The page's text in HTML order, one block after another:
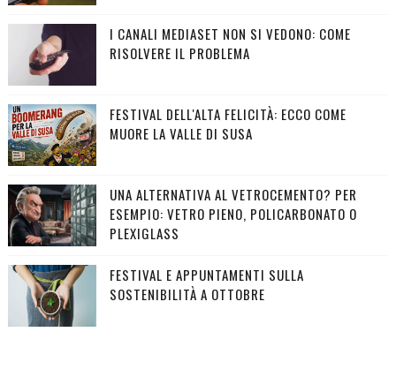
I CANALI MEDIASET NON SI VEDONO: COME
RISOLVERE IL PROBLEMA
FESTIVAL DELL'ALTA FELICITÀ: ECCO COME
MUORE LA VALLE DI SUSA
UNA ALTERNATIVA AL VETROCEMENTO? PER
ESEMPIO: VETRO PIENO, POLICARBONATO O
PLEXIGLASS
FESTIVAL E APPUNTAMENTI SULLA
SOSTENIBILITÀ A OTTOBRE